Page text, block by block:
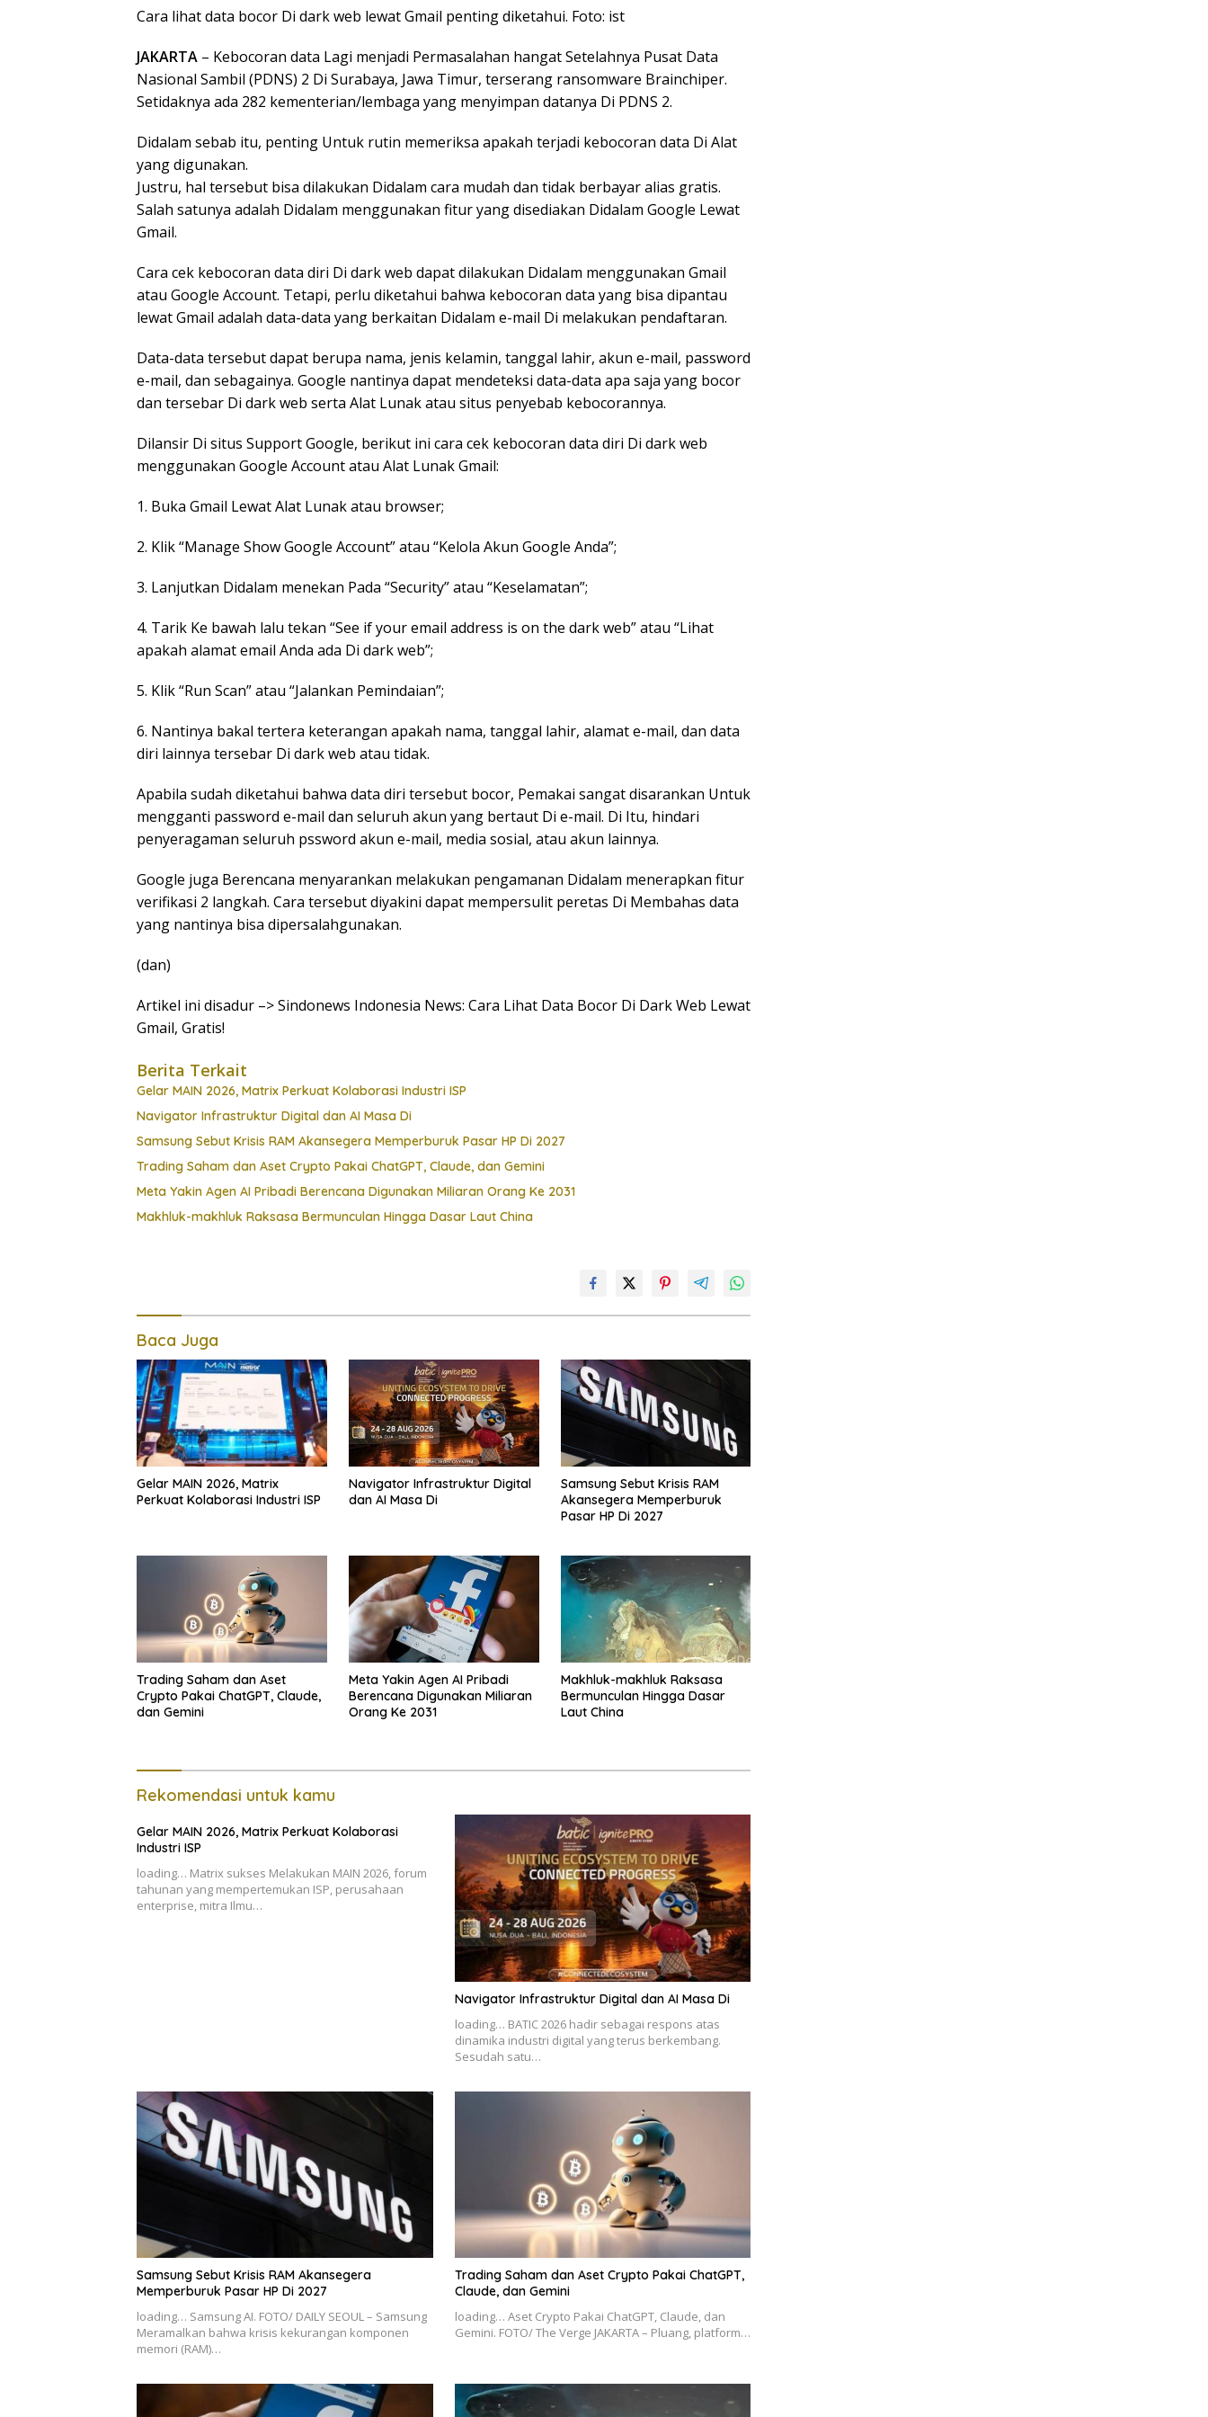
Cara lihat data bocor Di dark web lewat Gmail penting diketahui. Foto: ist
JAKARTA – Kebocoran data Lagi menjadi Permasalahan hangat Setelahnya Pusat Data
Nasional Sambil (PDNS) 2 Di Surabaya, Jawa Timur, terserang ransomware Brainchiper.
Setidaknya ada 282 kementerian/lembaga yang menyimpan datanya Di PDNS 2.
Didalam sebab itu, penting Untuk rutin memeriksa apakah terjadi kebocoran data Di Alat
yang digunakan.
Justru, hal tersebut bisa dilakukan Didalam cara mudah dan tidak berbayar alias gratis.
Salah satunya adalah Didalam menggunakan fitur yang disediakan Didalam Google Lewat
Gmail.
Cara cek kebocoran data diri Di dark web dapat dilakukan Didalam menggunakan Gmail
atau Google Account. Tetapi, perlu diketahui bahwa kebocoran data yang bisa dipantau
lewat Gmail adalah data-data yang berkaitan Didalam e-mail Di melakukan pendaftaran.
Data-data tersebut dapat berupa nama, jenis kelamin, tanggal lahir, akun e-mail, password
e-mail, dan sebagainya. Google nantinya dapat mendeteksi data-data apa saja yang bocor
dan tersebar Di dark web serta Alat Lunak atau situs penyebab kebocorannya.
Dilansir Di situs Support Google, berikut ini cara cek kebocoran data diri Di dark web
menggunakan Google Account atau Alat Lunak Gmail:
1. Buka Gmail Lewat Alat Lunak atau browser;
2. Klik “Manage Show Google Account” atau “Kelola Akun Google Anda”;
3. Lanjutkan Didalam menekan Pada “Security” atau “Keselamatan”;
4. Tarik Ke bawah lalu tekan “See if your email address is on the dark web” atau “Lihat
apakah alamat email Anda ada Di dark web”;
5. Klik “Run Scan” atau “Jalankan Pemindaian”;
6. Nantinya bakal tertera keterangan apakah nama, tanggal lahir, alamat e-mail, dan data
diri lainnya tersebar Di dark web atau tidak.
Apabila sudah diketahui bahwa data diri tersebut bocor, Pemakai sangat disarankan Untuk
mengganti password e-mail dan seluruh akun yang bertaut Di e-mail. Di Itu, hindari
penyeragaman seluruh pssword akun e-mail, media sosial, atau akun lainnya.
Google juga Berencana menyarankan melakukan pengamanan Didalam menerapkan fitur
verifikasi 2 langkah. Cara tersebut diyakini dapat mempersulit peretas Di Membahas data
yang nantinya bisa dipersalahgunakan.
(dan)
Artikel ini disadur –> Sindonews Indonesia News: Cara Lihat Data Bocor Di Dark Web Lewat
Gmail, Gratis!
Berita Terkait
Gelar MAIN 2026, Matrix Perkuat Kolaborasi Industri ISP
Navigator Infrastruktur Digital dan AI Masa Di
Samsung Sebut Krisis RAM Akansegera Memperburuk Pasar HP Di 2027
Trading Saham dan Aset Crypto Pakai ChatGPT, Claude, dan Gemini
Meta Yakin Agen AI Pribadi Berencana Digunakan Miliaran Orang Ke 2031
Makhluk-makhluk Raksasa Bermunculan Hingga Dasar Laut China
Baca Juga
Gelar MAIN 2026, Matrix
Perkuat Kolaborasi Industri ISP
Navigator Infrastruktur Digital
dan AI Masa Di
Samsung Sebut Krisis RAM
Akansegera Memperburuk
Pasar HP Di 2027
Trading Saham dan Aset
Crypto Pakai ChatGPT, Claude,
dan Gemini
Meta Yakin Agen AI Pribadi
Berencana Digunakan Miliaran
Orang Ke 2031
Makhluk-makhluk Raksasa
Bermunculan Hingga Dasar
Laut China
Rekomendasi untuk kamu
Gelar MAIN 2026, Matrix Perkuat Kolaborasi
Industri ISP
loading… Matrix sukses Melakukan MAIN 2026, forum
tahunan yang mempertemukan ISP, perusahaan
enterprise, mitra Ilmu…
Navigator Infrastruktur Digital dan AI Masa Di
loading… BATIC 2026 hadir sebagai respons atas
dinamika industri digital yang terus berkembang.
Sesudah satu…
Samsung Sebut Krisis RAM Akansegera
Memperburuk Pasar HP Di 2027
loading… Samsung AI. FOTO/ DAILY SEOUL – Samsung
Meramalkan bahwa krisis kekurangan komponen
memori (RAM)…
Trading Saham dan Aset Crypto Pakai ChatGPT,
Claude, dan Gemini
loading… Aset Crypto Pakai ChatGPT, Claude, dan
Gemini. FOTO/ The Verge JAKARTA – Pluang, platform…